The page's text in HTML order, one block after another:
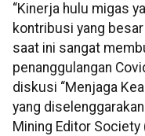
“Kinerja hulu migas
kontribusi yang
saat ini sangat
penanggulangan
diskusi “Menjaga
yang
Mining Editor Society